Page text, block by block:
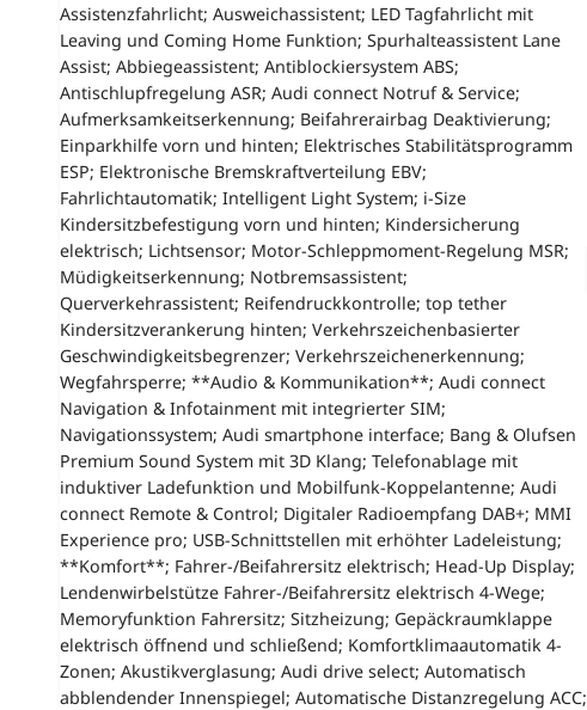
Assistenzfahrlicht; Ausweichassistent; LED Tagfahrlicht mit
Leaving und Coming Home Funktion; Spurhalteassistent Lane
Assist; Abbiegeassistent; Antiblockiersystem ABS;
Antischlupfregelung ASR; Audi connect Notruf & Service;
Aufmerksamkeitserkennung; Beifahrerairbag Deaktivierung;
Einparkhilfe vorn und hinten; Elektrisches Stabilitätsprogramm
ESP; Elektronische Bremskraftverteilung EBV;
Fahrlichtautomatik; Intelligent Light System; i-Size
Kindersitzbefestigung vorn und hinten; Kindersicherung
elektrisch; Lichtsensor; Motor-Schleppmoment-Regelung MSR;
Müdigkeitserkennung; Notbremsassistent;
Querverkehrassistent; Reifendruckkontrolle; top tether
Kindersitzverankerung hinten; Verkehrszeichenbasierter
Geschwindigkeitsbegrenzer; Verkehrszeichenerkennung;
Wegfahrsperre; **Audio & Kommunikation**; Audi connect
Navigation & Infotainment mit integrierter SIM;
Navigationssystem; Audi smartphone interface; Bang & Olufsen
Premium Sound System mit 3D Klang; Telefonablage mit
induktiver Ladefunktion und Mobilfunk-Koppelantenne; Audi
connect Remote & Control; Digitaler Radioempfang DAB+; MMI
Experience pro; USB-Schnittstellen mit erhöhter Ladeleistung;
**Komfort**; Fahrer-/Beifahrersitz elektrisch; Head-Up Display;
Lendenwirbelstütze Fahrer-/Beifahrersitz elektrisch 4-Wege;
Memoryfunktion Fahrersitz; Sitzheizung; Gepäckraumklappe
elektrisch öffnend und schließend; Komfortklimaautomatik 4-
Zonen; Akustikverglasung; Audi drive select; Automatisch
abblendender Innenspiegel; Automatische Distanzregelung ACC;